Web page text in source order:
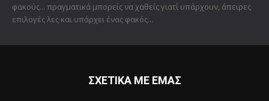
φακούς... πραγματικά μπορείς να χαθείς γιατί υπάρχουν, άπειρες
επιλογές λες και υπάρχει ένας φακός...
ΣΧΕΤΙΚΑ ΜΕ ΕΜΑΣ